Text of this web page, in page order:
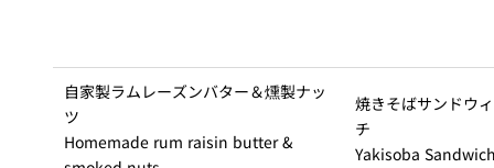
自家製ラムレーズンバター＆燻製ナッ
ツ
Homemade rum raisin butter &
焼きそばサンドウ
チ
Yakisoba